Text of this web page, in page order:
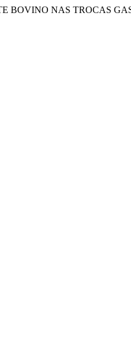
BOVINO NAS TROCAS